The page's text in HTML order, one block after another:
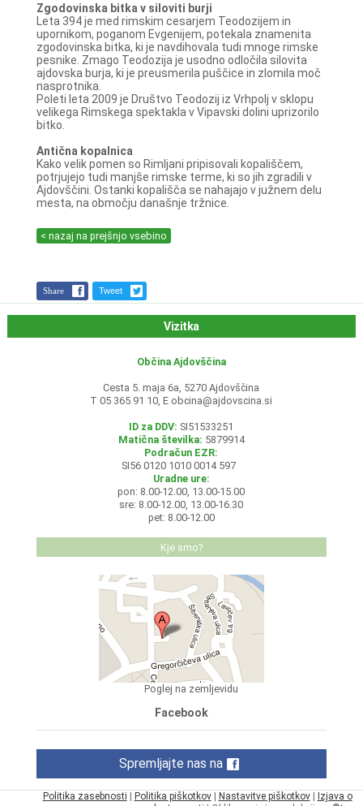
Zgodovinska bitka v siloviti burji
Leta 394 je med rimskim cesarjem Teodozijem in
upornikom, poganom Evgenijem, potekala znamenita
zgodovinska bitka, ki je navdihovala tudi mnoge rimske
pesnike. Zmago Teodozija je usodno odločila silovita
ajdovska burja, ki je preusmerila puščice in zlomila moč
nasprotnika.
Poleti leta 2009 je Društvo Teodozij iz Vrhpolj v sklopu
velikega Rimskega spektakla v Vipavski dolini uprizorilo
bitko.
Antična kopalnica
Kako velik pomen so Rimljani pripisovali kopališčem,
potrjujejo tudi manjše rimske terme, ki so jih zgradili v
Ajdovščini. Ostanki kopališča se nahajajo v južnem delu
mesta, na območju današnje tržnice.
< nazaj na prejšnjo vsebino
Share Tweet
Vizitka
Občina Ajdovščina
Cesta 5. maja 6a, 5270 Ajdovščina
T 05 365 91 10, E obcina@ajdovscina.si
ID za DDV: SI51533251
Matična številka: 5879914
Podračun EZR:
SI56 0120 1010 0014 597
Uradne ure:
pon: 8.00-12.00, 13.00-15.00
sre: 8.00-12.00, 13.00-16.30
pet: 8.00-12.00
Kje smo?
Poglej na zemljevidu
Facebook
Spremljajte nas na
Politika zasebnosti Politika piškotkov| Nastavitve piškotkov|
Izjava o